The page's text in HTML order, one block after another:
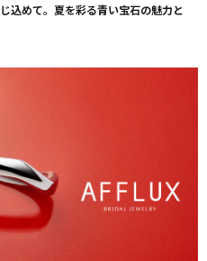
込めて。夏を彩る青い宝石の魅力と